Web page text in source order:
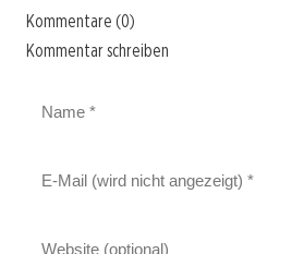
Kommentare (0)
Kommentar schreiben